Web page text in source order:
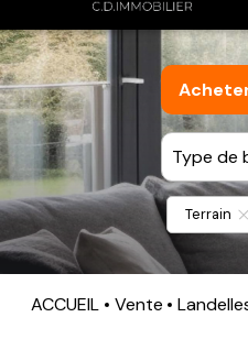
De
Type de
Terrain
ACCUEIL Vente